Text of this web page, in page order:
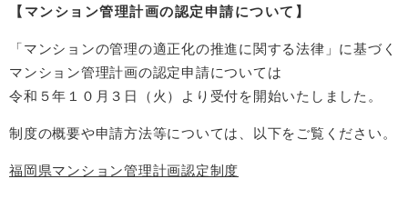
【マンション管理計画の認定申請について】
「マンションの管理の適正化の推進に関する法律」に基づく
マンション管理計画の認定申請については
令和５年１０月３日（火）より受付を開始いたしました。
制度の概要や申請方法等については、以下をご覧ください。
福岡県マンション管理計画認定制度